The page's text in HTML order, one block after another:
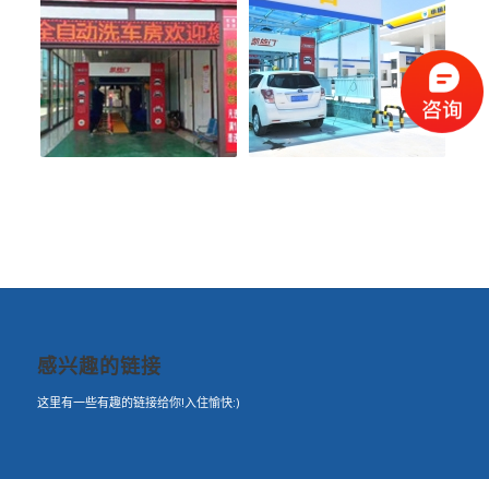
感兴趣的链接
这里有一些有趣的链接给你!入住愉快:)